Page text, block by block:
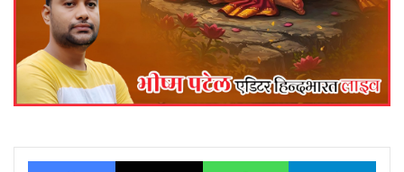
Facebook X WhatsApp